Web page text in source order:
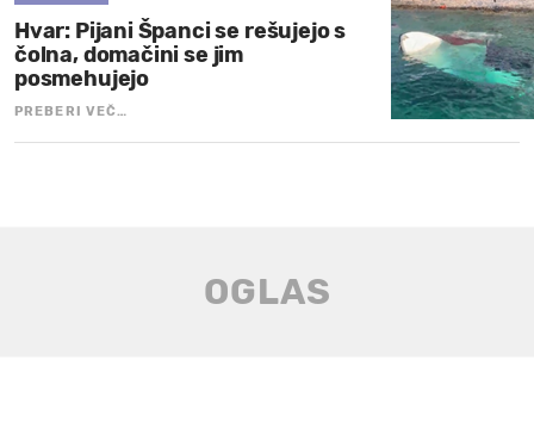
Hvar: Pijani Španci se rešujejo s
čolna, domačini se jim
posmehujejo
PREBERI VEČ…